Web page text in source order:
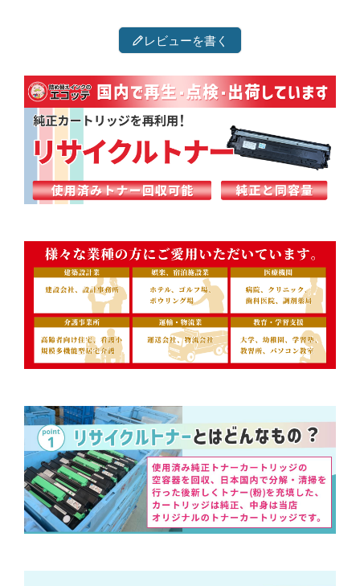
レビューを書く